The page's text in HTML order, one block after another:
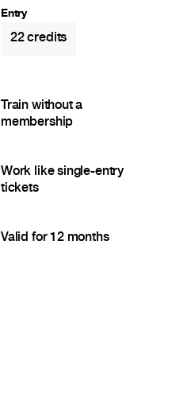
Entry
22credits
Train without a
membership
Work like single-entry
tickets
Valid for 12 months